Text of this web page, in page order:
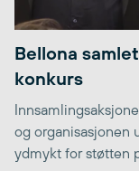
Bellona
konkurs
og organisasjonen
ydmykt for støtten